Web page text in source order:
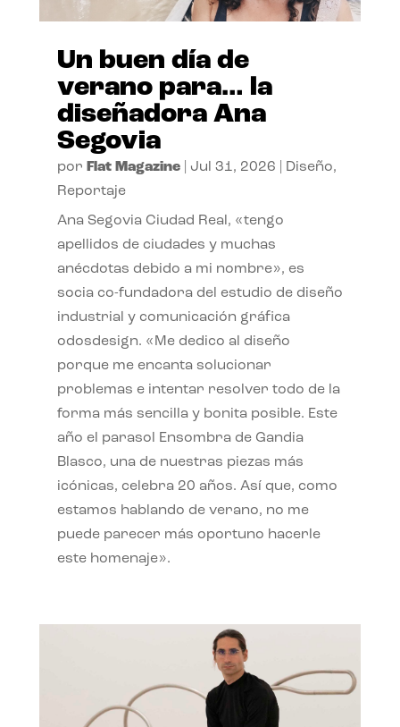
Un buen día de
verano para… la
diseñadora Ana
Segovia
por Flat Magazine| Jul 31, 2026 Diseño,
Reportaje
Ana Segovia Ciudad Real, «tengo
apellidos de ciudades y muchas
anécdotas debido a mi nombre», es
socia co-fundadora del estudio de diseño
industrial y comunicación gráfica
odosdesign. «Me dedico al diseño
porque me encanta solucionar
problemas e intentar resolver todo de la
forma más sencilla y bonita posible. Este
año el parasol Ensombra de Gandia
Blasco, una de nuestras piezas más
icónicas, celebra 20 años. Así que, como
estamos hablando de verano, no me
puede parecer más oportuno hacerle
este homenaje».